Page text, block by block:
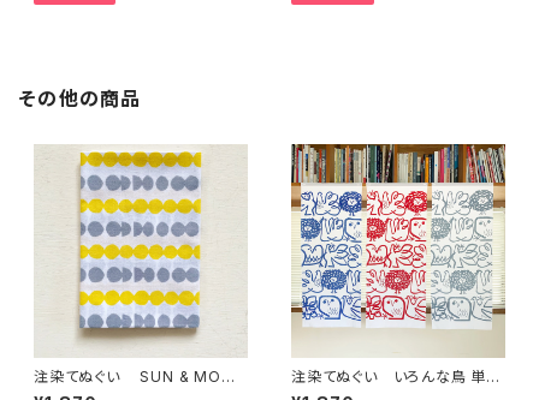
その他の商品
注染てぬぐい SUN & MOON
太陽と月【残り僅か】
注染てぬぐい いろんな鳥 単色
ver.【残り僅か】